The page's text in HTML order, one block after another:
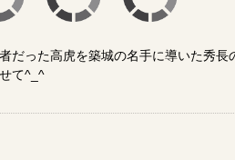
った高虎を築城の名手に導いた秀長の